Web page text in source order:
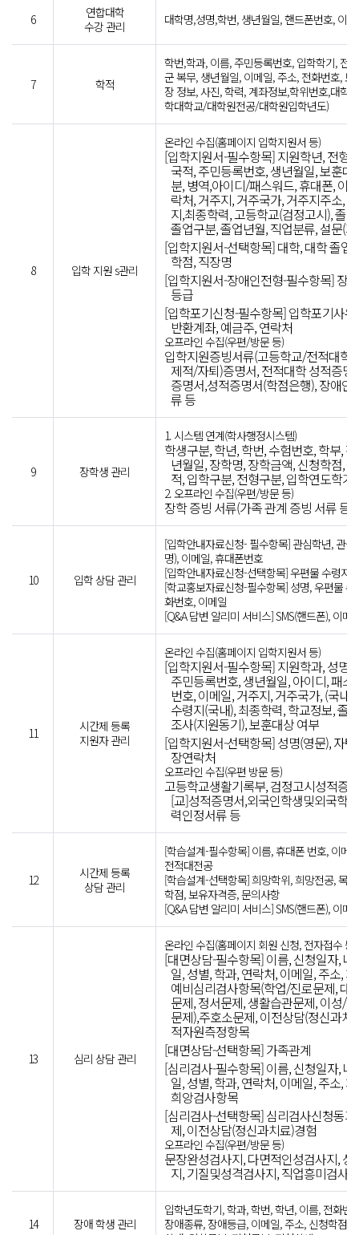
6
연합대학
수강 관리
대학명,성명,학번, 생년월일, 핸드폰번호, 이
7 학적
학번,학과, 이름, 주민등록번호, 입학학기, 전
군 복무, 생년월일, 이메일, 주소, 전화번호, 보
장 정보, 사진, 학력, 계좌정보,학위번호,대학
학대학교/대학원전공/대학원입학년도)
8 입학 지원 s관리
온라인 수집(홈페이지 입학지원서 등)
[입학지원서-필수항목] 지원학년, 전형,
국적, 주민등록번호, 생년월일, 보훈대
분, 병역,아이디/패스워드, 휴대폰, 이
락처, 거주지, 거주국가, 거주지주소,
지,최종학력, 고등학교(검정고시), 졸
졸업구분, 졸업년월, 직업분류, 설문(
[입학지원서-선택항목] 대학, 대학 졸업
학점, 직장명
[입학지원서-장애인전형-필수항목] 장
등급
[입학포기신청-필수항목] 입학포기사유
반환계좌, 예금주, 연락처
오프라인 수집(우편/방문 등)
입학지원증빙서류(고등학교/전적대학
제적/자퇴)증명서, 전적대학 성적증명
증명서,성적증명서(학점은행), 장애인
류 등
9 장학생 관리
1. 시스템 연계(학사행정시스템)
학생구분, 학년, 학번, 수험번호, 학부,
년월일, 장학명, 장학금액, 신청학점,
적, 입학구분, 전형구분, 입학연도학기
2. 오프라인 수집(우편/방문 등)
장학 증빙 서류(가족 관계 증빙 서류 등)
10 입학 상담 관리
[입학안내자료신청- 필수항목] 관심학년, 관심
명), 이메일, 휴대폰번호
[입학안내자료신청-선택항목] 우편물 수령지
[학교홍보자료신청-필수항목] 성명, 우편물 수
화번호, 이메일
[Q&A 답변 알리미 서비스] SMS(핸드폰), 이메
11
시간제 등록
지원자 관리
온라인 수집(홈페이지 입학지원서 등)
[입학지원서-필수항목] 지원학과, 성명(
주민등록번호, 생년월일, 아이디, 패스
번호, 이메일, 거주지, 거주국가, (국내)
수령지(국내), 최종학력, 학교정보, 졸
조사(지원동기), 보훈대상 여부
[입학지원서-선택항목] 성명(영문), 자
장연락처
오프라인 수집(우편 방문 등)
고등학교생활기록부, 검정고시성적증
[교]성적증명서,외국인학생및외국학
력인정서류 등
12
시간제 등록
상담 관리
[학습설계-필수항목] 이름, 휴대폰 번호, 이메
전적대전공
[학습설계-선택항목] 희망학위, 희망전공, 목
학점, 보유자격증, 문의사항
[Q&A 답변 알리미 서비스] SMS(핸드폰), 이메
13 심리 상담 관리
온라인 수집(홈페이지 회원 신청, 전자접수 등)
[대면상담-필수항목] 이름, 신청일자, 나
일, 성별, 학과, 연락처, 이메일, 주소,
예비심리검사항목(학업/진로문제, 대
문제, 정서문제, 생활습관문제, 이성/
문제),주호소문제, 이전상담(정신과치
적자원측정항목
[대면상담-선택항목] 가족관계
[심리검사-필수항목] 이름, 신청일자, 나
일, 성별, 학과, 연락처, 이메일, 주소,
희앙검사항목
[심리검사-선택항목] 심리검사신청동
제, 이전상담(정신과치료)경험
오프라인 수집(우편/방문 등)
문장완성검사지, 다면적인성검사지, 성
지, 기질및성격검사지, 직업흥미검사지
14 장애 학생 관리
입학년도학기, 학과, 학번, 학년, 이름, 전화번
장애종류, 장애등급, 이메일, 주소, 신청학점,